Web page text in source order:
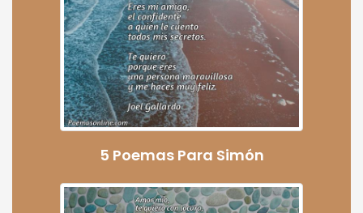
5 Poemas Para Simón